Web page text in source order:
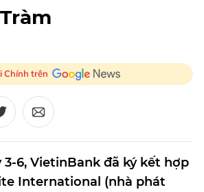
Chính trên
3-6, VietinBank đã ký kết hợp
International (nhà phát